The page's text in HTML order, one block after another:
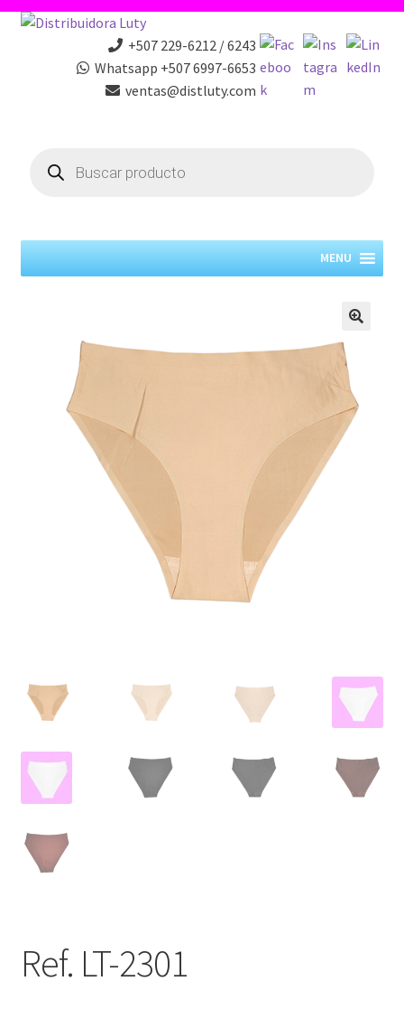
+507 229-6212 / 6243
Whatsapp +507 6997-6653
ventas@distluty.com
search
MENU
Ref. LT-2301